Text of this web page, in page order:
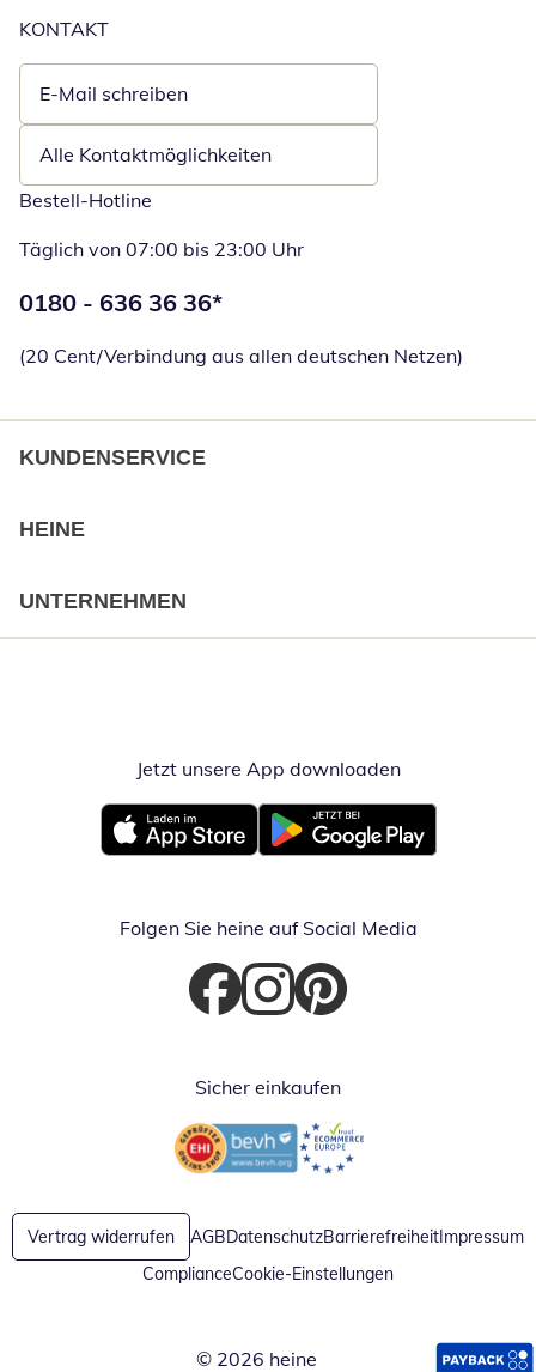
KONTAKT
E-Mail schreiben
Öffnet E-Mail-Client
Alle Kontaktmöglichkeiten
Bestell-Hotline
Täglich von 07:00 bis 23:00 Uhr
Telefonnummer:
0180 - 636 36 36*
(20 Cent/Verbindung aus allen deutschen Netzen)
KUNDENSERVICE
HEINE
UNTERNEHMEN
Jetzt unsere App downloadenÖffnet in
Öffnet in neuem FensterÖffnet in neuem Fenster
Folgen Sie heine auf Social Media
Öffnet in neuem Fenster
Öffnet in neuem Fenster
Öffnet in neuem Fenster
Sicher einkaufen
Öffnet in neuem FensterÖffnet in neuem Fenster
Vertrag widerrufen AGBDatenschutzBarrierefreiheitImpressum
ComplianceCookie-Einstellungen
© 2026 heine